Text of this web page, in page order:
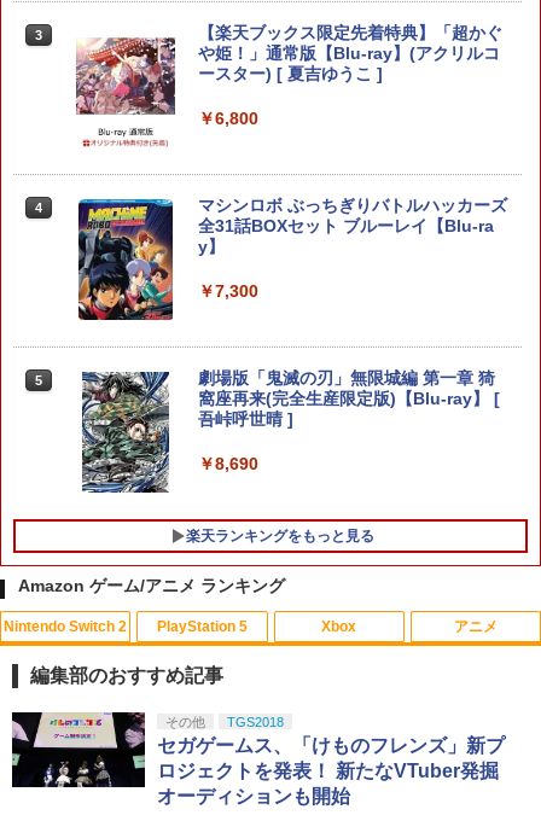
3
任天堂 マリオカート ワールド【Switch
2】 BEEPAAAAA [BEEPAAAAA]
4
任天堂 【Switch2】マリオカート ワール
ド [BEE-P-AAAAA NSW2 マリオカ-ト
ワ-ルド]
￥8,970
5 Nintendo Switch 2 オールインボックス
￥9,073
【特典】ファイナルファンタジー レゾナ
ンス PS5版(【初回封入特典】魔導船＆
士のスタートダッシュパック)
サドン ストライク 5 デラックスエディシ
【特典】ドラゴンクエストモンスターズ
S5版(【早期購入封入特典】冒険スター
￥7,199
3
[Switch] Pokemon Champions + スタ
ーターパック（ダウンロード版）※720
ポイントまでご利用可
4
【中古】グランド・セフト・オートV
【CEROレーティング「Z」】 (「特典」
タイガーシャークマネーカード(「GTAオ
ンライン」マネー$20万)DLCのプロダク
【中古】Nintendo Switch Proコントロ
ーラー HAC-A-FSSKA【千葉】保証期間
3
【楽天ブックス限定先着特典】「超かぐ
や姫！」通常版【Blu-ray】(アクリルコ
ースター) [ 夏吉ゆうこ ]
￥6,800
4
マシンロボ ぶっちぎりバトルハッカーズ
全31話BOXセット ブルーレイ【Blu-ra
y】
￥7,300
5
劇場版「鬼滅の刃」無限城編 第一章 猗
窩座再来(完全生産限定版)【Blu-ray】 [
吾峠呼世晴 ]
￥8,690
楽天ランキングをもっと見る
Amazon ゲーム/アニメ ランキング
Nintendo Switch 2
1
スプラトゥーン レイダース|オンライン
コード版
￥5,832
PlayStation 5
1
PlayStation 5 デジタル・エディション
日本語専用 Console Language: Japan
ese only (CFI-2200B01)
￥55,000
Xbox
1
【純正品】Xbox ワイヤレス コントロー
ラー + USB-C® ケーブル
￥8,300
アニメ
1
劇場版「鬼滅の刃」無限城編 第一章 猗
窩座再来 通常版 [Blu-ray]
￥3,982
編集部のおすすめ記事
その他 TGS2018
セガゲームス、「けものフレンズ」新プ
ロジェクトを発表！ 新たなVTuber発掘
オーディションも開始